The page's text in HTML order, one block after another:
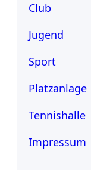
Club
Jugend
Sport
Platzanlage
Tennishalle
Impressum